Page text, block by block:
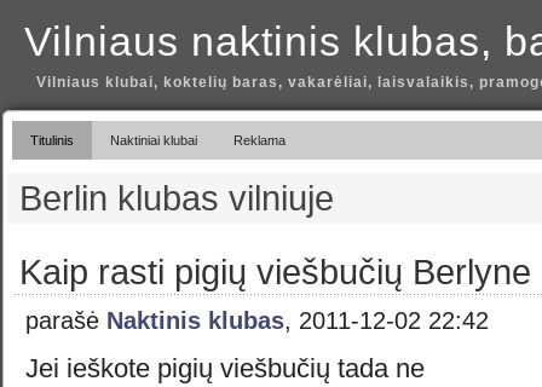
Vilniaus naktinis klubas,
Vilniaus klubai, koktelių baras, vakarėliai, laisvalaikis,
Titulinis Naktiniai klubai Reklama
Berlin klubas vilniuje
Kaip rasti pigių viešbučių Berlyne
parašė Naktinis klubas, 2011-12-02 22:42
Jei ieškote pigių viešbučių tada ne